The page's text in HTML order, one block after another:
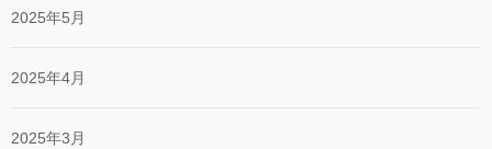
2025年5月
2025年4月
2025年3月